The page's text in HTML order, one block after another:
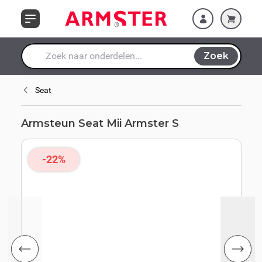
Waar ben je naar op zoek?
Zoek
Seat
Armsteun Seat Mii Armster S
-22%